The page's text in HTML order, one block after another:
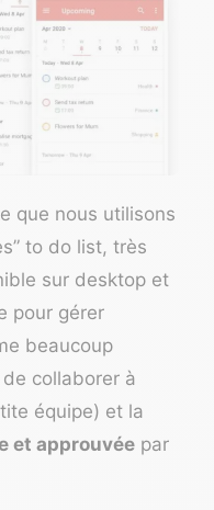
que nous utilisons
to do list, très
sur desktop et
pour gérer
beaucoup
collaborer à
équipe) et la
et approuvée par